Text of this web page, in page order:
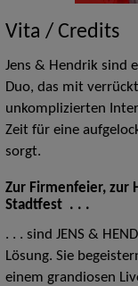
Vita / Credits
Jens & Hendrik sind
Duo, das mit
unkomplizierten
Zeit für eine
sorgt.
Zur Firmenfeier, zur
Stadtfest . . .
. . . sind JENS &
Lösung. Sie
einem grandiosen